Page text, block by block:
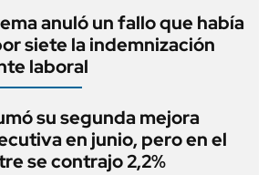
anuló un fallo que había
siete la indemnización
laboral
su segunda mejora
en junio, pero en el
se contrajo 2,2%